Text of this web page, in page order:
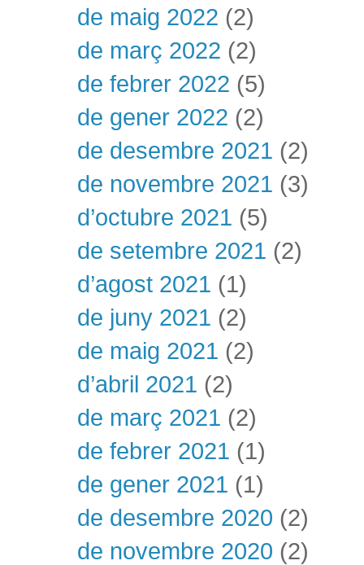
de maig 2022 (2)
de març 2022 (2)
de febrer 2022 (5)
de gener 2022 (2)
de desembre 2021 (2)
de novembre 2021 (3)
d’octubre 2021 (5)
de setembre 2021 (2)
d’agost 2021 (1)
de juny 2021 (2)
de maig 2021 (2)
d’abril 2021 (2)
de març 2021 (2)
de febrer 2021 (1)
de gener 2021 (1)
de desembre 2020 (2)
de novembre 2020 (2)